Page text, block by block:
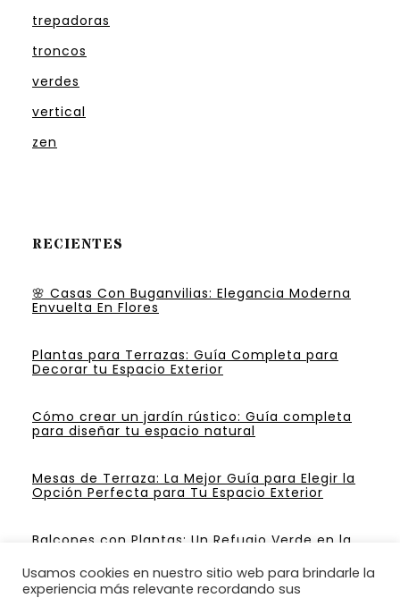
trepadoras
troncos
verdes
vertical
zen
RECIENTES
🌸 Casas Con Buganvilias: Elegancia Moderna
Envuelta En Flores
Plantas para Terrazas: Guía Completa para
Decorar tu Espacio Exterior
Cómo crear un jardín rústico: Guía completa
para diseñar tu espacio natural
Mesas de Terraza: La Mejor Guía para Elegir la
Opción Perfecta para Tu Espacio Exterior
Balcones con Plantas: Un Refugio Verde en la
Usamos cookies en nuestro sitio web para brindarle la
experiencia más relevante recordando sus